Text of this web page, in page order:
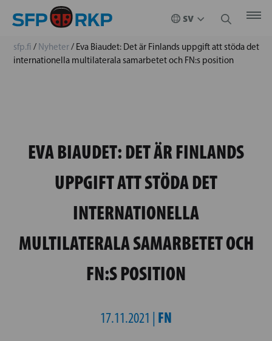
sfp.fi / Nyheter/ Eva Biaudet: Det är Finlands uppgift att stöda det
internationella multilaterala samarbetet och FN:s position
EVA BIAUDET: DET ÄR FINLANDS
UPPGIFT ATT STÖDA DET
INTERNATIONELLA
MULTILATERALA SAMARBETET OCH
FN:S POSITION
17.11.2021 | FN